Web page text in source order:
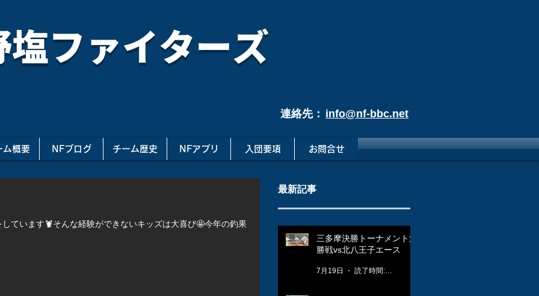
塩ファイターズ
連絡先： info@nf-bbc.net
ム概要 NFブログ チーム歴史 NFアプリ 入団要項 お問合せ
ています🦞そんな経験ができないキッズは大喜び🤩今年の釣果
最新記事
三多摩決勝トーナメント決
勝戦vs北八王子エース
7月19日